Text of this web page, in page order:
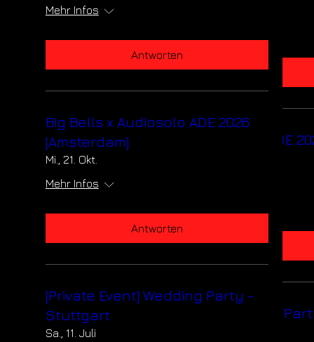
Antworten
Big Bells x Audiosolo ADE
Antworten
[Private Event] Wedding
Mehr Infos
Antworten
Big Bells x Audiosolo ADE 2026
[Amsterdam]
Mi., 21. Okt.
Mehr Infos
Antworten
[Private Event] Wedding Party -
Stuttgart
Sa., 11. Juli